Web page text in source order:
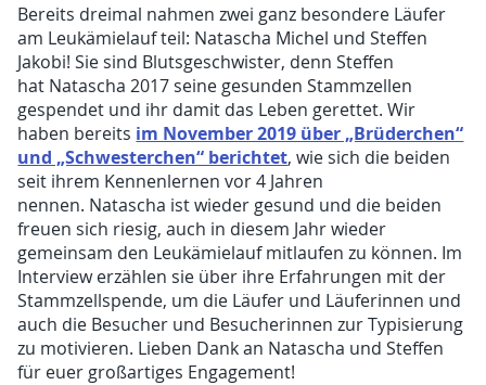
Bereits dreimal nahmen zwei ganz besondere Läufer
am Leukämielauf teil: Natascha Michel und Steffen
Jakobi! Sie sind Blutsgeschwister, denn Steffen
hat Natascha 2017 seine gesunden Stammzellen
gespendet und ihr damit das Leben gerettet. Wir
haben bereits im November 2019 über „Brüderchen“
und „Schwesterchen“ berichtet, wie sich die beiden
seit ihrem Kennenlernen vor 4 Jahren
nennen. Natascha ist wieder gesund und die beiden
freuen sich riesig, auch in diesem Jahr wieder
gemeinsam den Leukämielauf mitlaufen zu können. Im
Interview erzählen sie über ihre Erfahrungen mit der
Stammzellspende, um die Läufer und Läuferinnen und
auch die Besucher und Besucherinnen zur Typisierung
zu motivieren. Lieben Dank an Natascha und Steffen
für euer großartiges Engagement!